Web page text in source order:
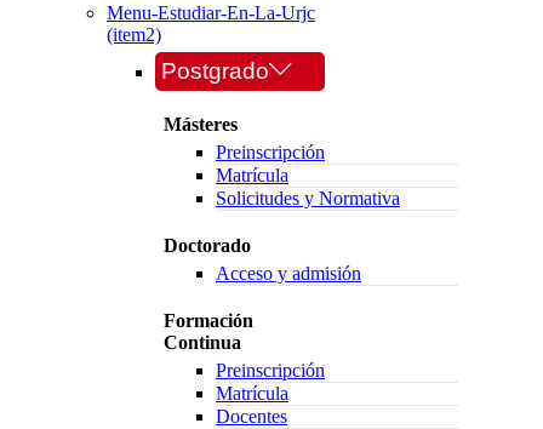
Menu-Estudiar-En-La-Urjc
(item2)
Postgrado
Másteres
Preinscripción
Matrícula
Solicitudes y Normativa
Doctorado
Acceso y admisión
Formación
Continua
Preinscripción
Matrícula
Docentes